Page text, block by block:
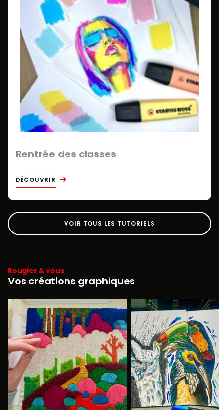
Rentrée des classes
DÉCOUVRIR
VOIR TOUS LES TUTORIELS
Rougier & vous
Vos créations graphiques